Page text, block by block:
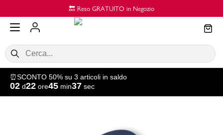
Vai al contenuto principale🔙 Reso GRATUITO in Negozio
⏰SCONTO 50% su 3 articoli in saldo
02 d22 ore45 min37 sec